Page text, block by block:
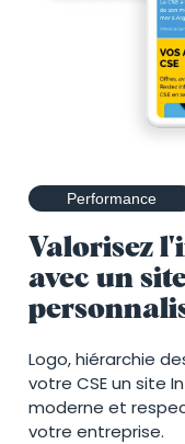
Performance
Valorisez
avec un
Logo, hiérarchie
votre CSE un site
moderne et
votre entreprise.